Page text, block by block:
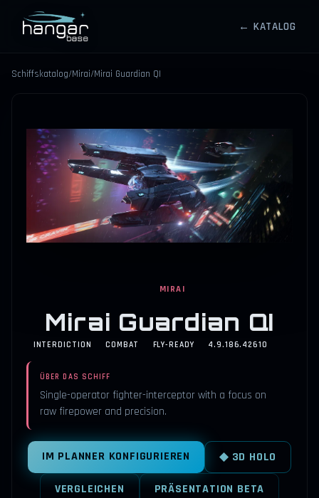
HANGARBASE
← KATALOG
Schiffskatalog/Mirai/Mirai Guardian QI
MIRAI
Mirai Guardian QI
INTERDICTION COMBAT FLY-READY 4.9.186.42610
ÜBER DAS SCHIFF
Single-operator fighter-interceptor with a focus on
raw firepower and precision.
IM PLANNER KONFIGURIEREN ◆ 3D HOLO
VERGLEICHEN PRÄSENTATION BETA
⤢